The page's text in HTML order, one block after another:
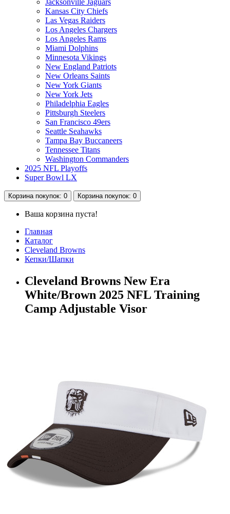
Kansas City Chiefs
Las Vegas Raiders
Los Angeles Chargers
Los Angeles Rams
Miami Dolphins
Minnesota Vikings
New England Patriots
New Orleans Saints
New York Giants
New York Jets
Philadelphia Eagles
Pittsburgh Steelers
San Francisco 49ers
Seattle Seahawks
Tampa Bay Buccaneers
Tennessee Titans
Washington Commanders
2025 NFL Playoffs
Super Bowl LX
Корзина покупок: 0 Корзина покупок: 0
Ваша корзина пуста!
Главная
Каталог
Cleveland Browns
Кепки/Шапки
Cleveland Browns New Era
White/Brown 2025 NFL Training
Camp Adjustable Visor